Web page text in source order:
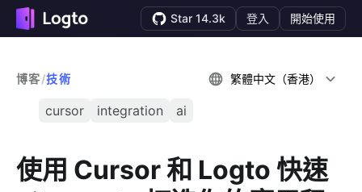
Star 14.3k 登入 開始使用
博客/技術 繁體中文（香港）
cursor integration ai
使用 Cursor 和 Logto 快速